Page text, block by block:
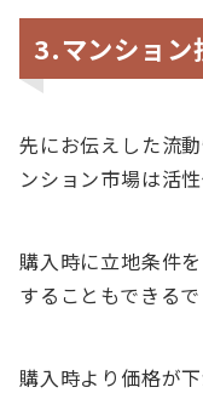
3.マンション
先にお伝えした流
ンション市場は活性
購入時に立地条件
することもできるで
購入時より価格が